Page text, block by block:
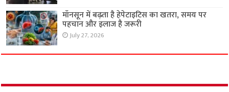
मॉनसून में बढ़ता है हेपेटाइटिस का खतरा, समय पर
पहचान और इलाज है जरूरी
July 27, 2026